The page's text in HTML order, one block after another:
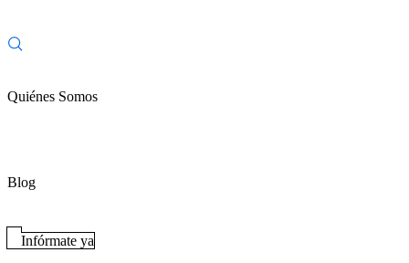
Quiénes Somos
Blog
Infórmate ya